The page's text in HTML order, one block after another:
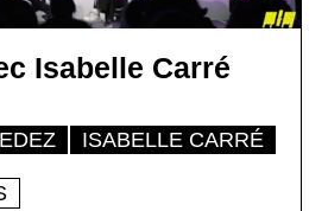
Isabelle Carré
ISABELLE CARRÉ